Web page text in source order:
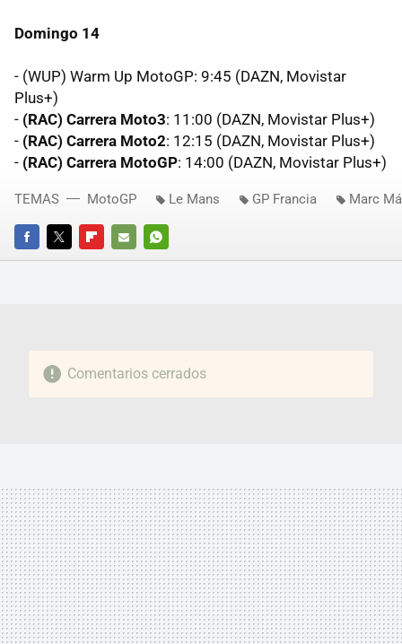
Domingo 14
- (WUP) Warm Up MotoGP: 9:45 (DAZN, Movistar
Plus+)
- (RAC) Carrera Moto3: 11:00 (DAZN, Movistar Plus+)
- (RAC) Carrera Moto2: 12:15 (DAZN, Movistar Plus+)
- (RAC) Carrera MotoGP: 14:00 (DAZN, Movistar Plus+)
FACEBOOKTWITTERFLIPBOARD
E-
WHATSAPP
TEMAS MotoGP Le Mans GP Francia Marc
Comentarios cerrados